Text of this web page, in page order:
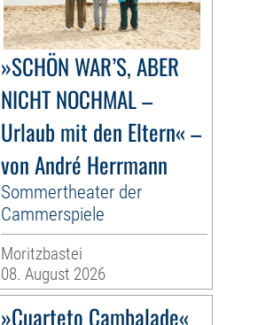
»SCHÖN WAR’S, ABER
NICHT NOCHMAL –
Urlaub mit den Eltern« –
von André Herrmann
Sommertheater der
Cammerspiele
Moritzbastei
08. August 2026
»Cuarteto Cambalade«